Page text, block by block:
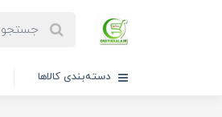
دسته‌بندی کالاها